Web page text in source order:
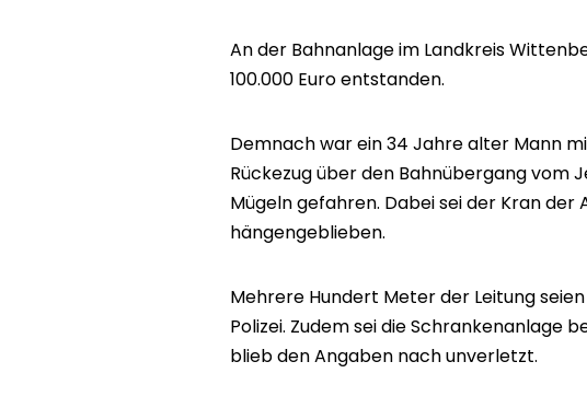
An der Bahnanlage im Landkreis
100.000 Euro entstanden.
Demnach war ein 34 Jahre alter Mann
Rückezug über den Bahnübergang vom
Mügeln gefahren. Dabei sei der Kran
hängengeblieben.
Mehrere Hundert Meter der Leitung
Polizei. Zudem sei die Schrankenanlage
blieb den Angaben nach unverletzt.